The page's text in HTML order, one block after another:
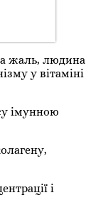
жаль, людина
у вітаміні
імунною
і